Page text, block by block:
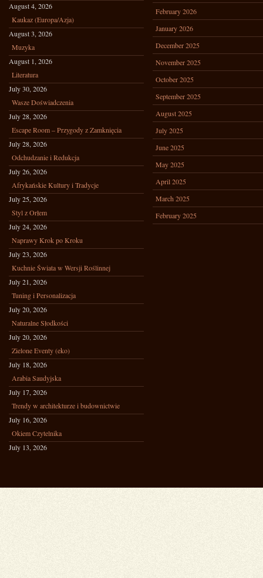
August 4, 2026
Kaukaz (Europa/Azja)
August 3, 2026
Muzyka
August 1, 2026
Literatura
July 30, 2026
Wasze Doświadczenia
July 28, 2026
Escape Room – Przygody z Zamknięcia
July 28, 2026
Odchudzanie i Redukcja
July 26, 2026
Afrykańskie Kultury i Tradycje
July 25, 2026
Styl z Orłem
July 24, 2026
Naprawy Krok po Kroku
July 23, 2026
Kuchnie Świata w Wersji Roślinnej
July 21, 2026
Tuning i Personalizacja
July 20, 2026
Naturalne Słodkości
July 20, 2026
Zielone Eventy (eko)
July 18, 2026
Arabia Saudyjska
July 17, 2026
Trendy w architekturze i budownictwie
July 16, 2026
Okiem Czytelnika
July 13, 2026
February 2026
January 2026
December 2025
November 2025
October 2025
September 2025
August 2025
July 2025
June 2025
May 2025
April 2025
March 2025
February 2025